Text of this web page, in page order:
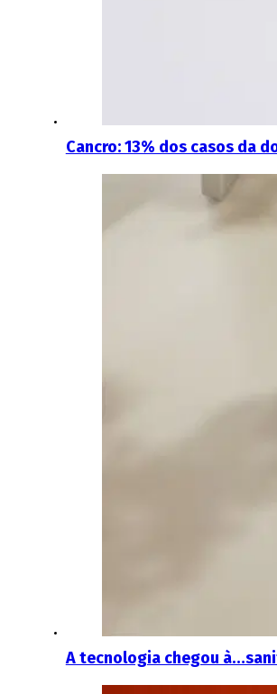
Cancro: 13% dos casos da
A tecnologia chegou